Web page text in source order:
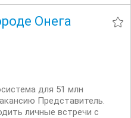
Онега
для 51 млн
Представитель.
личные встречи с